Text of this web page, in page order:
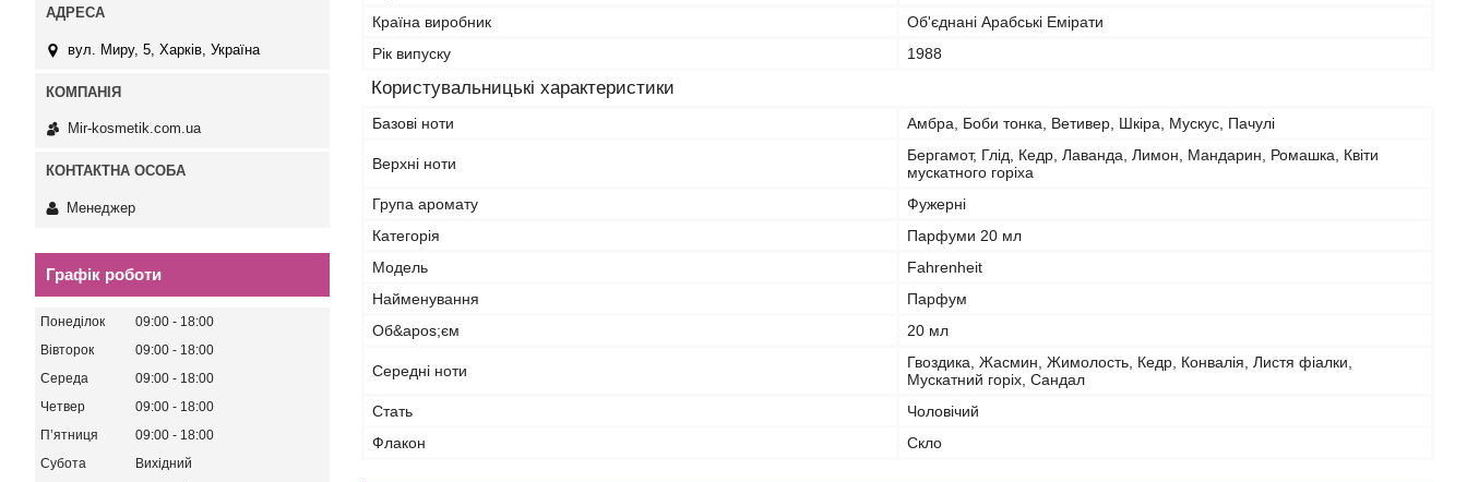
Країна виробник
Об'єднані Арабські Емірати
Рік випуску
1988
Користувальницькі характеристики
Базові ноти Амбра, Боби тонка, Ветивер, Шкіра, Мускус, Пачулі
Верхні ноти
Бергамот, Глід, Кедр, Лаванда, Лимон, Мандарин, Ромашка, Квіти
мускатного горіха
Група аромату
Фужерні
Категорія
Парфуми 20 мл
Мoдель
Fahrenheit
Найменування
Парфум
Об&apos;єм
20 мл
Середні ноти
Гвоздика, Жасмин, Жимолость, Кедр, Конвалія, Листя фіалки,
Мускатний горіх, Сандал
Стать
Чоловічий
Флакон
Скло
вул. Миру, 5, Харків, Україна
Mir-kosmetik.com.ua
Менеджер
Графік роботи
Понеділок 09:00
18:00
Вівторок
09:00
18:00
Середа
09:00
18:00
Четвер
09:00
18:00
Пʼятниця
09:00
18:00
Субота
Вихідний